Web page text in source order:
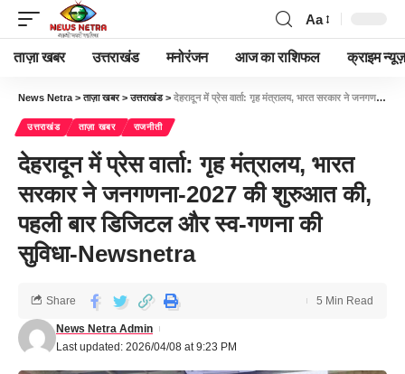
Aa
ताज़ा खबर उत्तराखंड मनोरंजन आज का राशिफल क्राइम न्यूज़
News Netra >ताज़ा खबर>उत्तराखंड> देहरादून में प्रेस वार्ता: गृह मंत्रालय, भारत सरकार ने जनगणना-2027 की शुरुआत की, पहली बार डिजिटल और स्व-गणना की सुविधा-Newsnetra
उत्तराखंड ताज़ा खबर राजनीती
देहरादून में प्रेस वार्ता: गृह मंत्रालय, भारत
सरकार ने जनगणना-2027 की शुरुआत की,
पहली बार डिजिटल और स्व-गणना की
सुविधा-Newsnetra
Last updated: 2026/04/08 at 9:23 PM
News Netra Admin
Share 5 Min Read